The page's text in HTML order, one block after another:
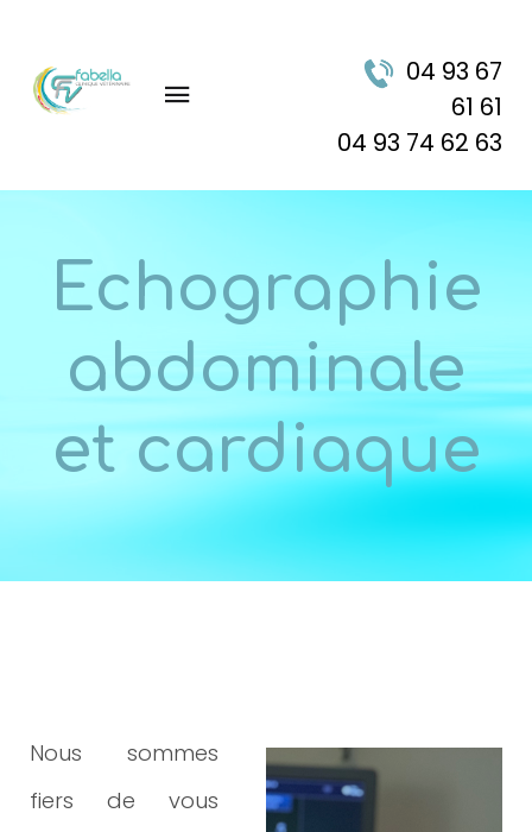
04 93 67
61 61
04 93 74 62 63
Echographie
abdominale
et cardiaque
Nous sommes
fiers de vous